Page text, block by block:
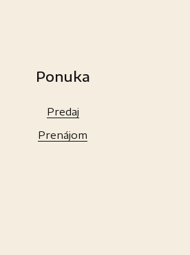
Ponuka
Predaj
Prenájom